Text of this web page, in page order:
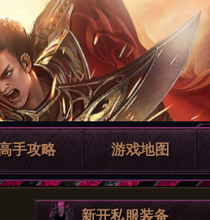
手攻略 游戏地图
新开私服装备